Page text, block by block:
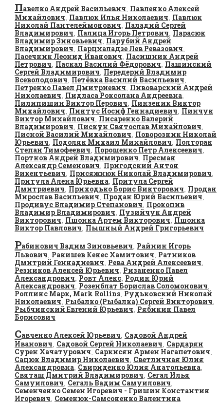
Павелко Андрей Васильевич, Павленко Алексей
Михайлович, Павлюк Илья Николаевич, Павлюк
Николай Пантелеймонович, Паладий Сергей
Владимирович, Палица Игорь Петрович, Парасюк
Владимир Зиновьевич, Парубий Андрей
Владимирович, Парцхаладзе Лев Ревазович,
Пасечник Леонид Иванович, Пасишник Андрей
Петрович, Паскал Василий Фёдорович, Пашинский
Сергей Владимирович, Передерий Владимир
Всеволодович, Петёвка Василий Васильевич,
Петренко Павел Дмитриевич, Пивоварский Андрей
Николаевич, Пидласа Роксолана Андреевна,
Пилипишин Виктор Перович, Пинзеник Виктор
Михайлович, Пинтус Иосиф Геннадиевич, Пинчук
Виктор Михайлович, Писаренко Валерий
Владимирович, Пискун Святослав Михайлович,
Писной Василий Михайлович, Поворозник Николай
Юрьевич, Подоляк Михаил Михайлович, Полторак
Степан Тимофеевич, Порошенко Петр Алексеевич,
Портнов Андрей Владимирович, Пресман
Александр Семенович, Пригодский Антон
Викентьевич, Присяжнюк Николай Владимирович,
Притула Алена Юрьевна, Притула Сергей
Дмитриевич, Приходько Борис Викторович, Продан
Мирослав Васильевич, Продан Юрий Васильевич,
Продивус Владимир Степанович, Прокопив
Владимир Владимирович, Пузийчук Андрей
Викторович, Пшонка Артем Викторович, Пшонка
Виктор Павлович, Пышный Андрей Григорьевич
Рабинович Вадим Зиновьевич, Райнин Игорь
Львович, Ракишев Кенес Хамитович, Ратников
Дмитрий Геннадиевич, Рева Андрей Алексеевич,
Резников Алексей Юрьевич, Ризаненко Павел
Александрович, Ровт Алекс, Родин Юрий
Александрович, Розенблат Борислав Соломонович,
Роллинс Марк, Mark Rollins, Рудьковский Николай
Николаевич, Рыбалко (Рыбалка) Сергей Викторович,
Рыбчинский Евгений Юрьевич, Рябикин Павел
Борисович
Савченко Алексей Юрьевич, Садовой Андрей
Иванович, Садовой Сергей Николаевич, Сардарян
Сурен Хачатурович, Саркисян Армен Нагапетович,
Сацюк Владимир Николаевич, Светличная Юлия
Александровна, Свириденко Юлия Анатольевна,
Святаш Дмитрий Владимирович, Сегал Илья
Самуилович, Сегаль Вадим Самуилович,
Семенченко Семен Игоревич - Гришин Константин
Игоревич, Семенюк-Самсоненко Валентина